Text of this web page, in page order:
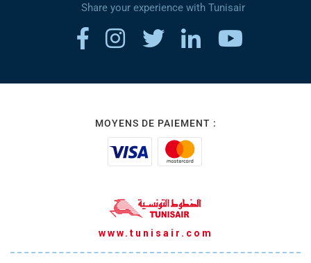
Share your experience with Tunisair
MOYENS DE PAIEMENT :
www.tunisair.com